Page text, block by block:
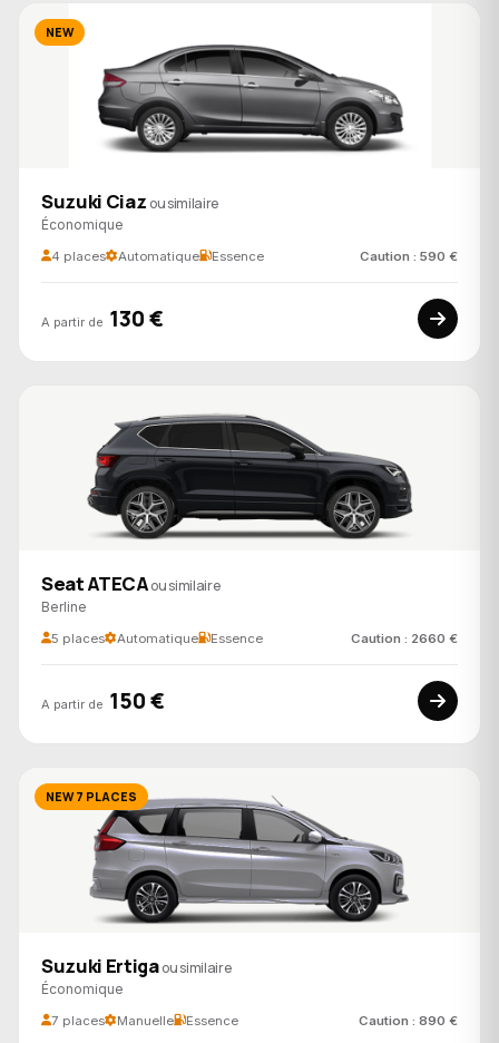
NEW
Suzuki Ciaz ou similaire
Économique
4 places Automatique Essence Caution : 590 €
A partir de 130 €
Seat ATECAou similaire
Berline
5 places Automatique Essence Caution : 2660 €
A partir de 150 €
NEW 7 PLACES
Suzuki Ertigaou similaire
Économique
7 places Manuelle Essence Caution : 890 €